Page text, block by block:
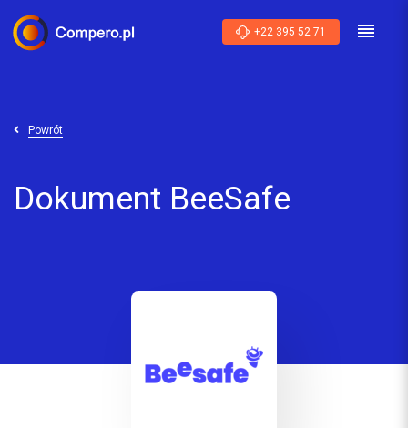
+22 395 52 71
Powrót
Dokument BeeSafe